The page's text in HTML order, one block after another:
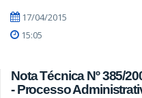
17/04/2015
15:05
Nota Técnica Nº 385/
- Processo